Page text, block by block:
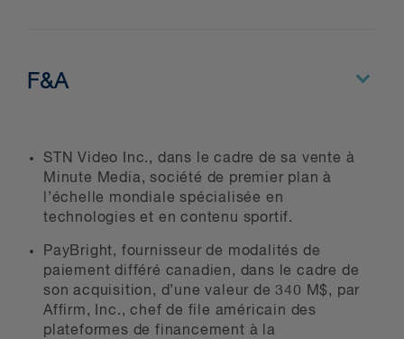
F&A
STN Video Inc., dans le cadre de sa vente à
Minute Media, société de premier plan à
l’échelle mondiale spécialisée en
technologies et en contenu sportif.
PayBright, fournisseur de modalités de
paiement différé canadien, dans le cadre de
son acquisition, d’une valeur de 340 M$, par
Affirm, Inc., chef de file américain des
plateformes de financement à la